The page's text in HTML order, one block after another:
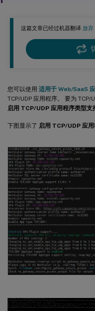
这篇文章已经过机器翻译.放弃
您可以使用 适用于 Web/SaaS
TCP/UDP 应用程序。 要为 TCP/
启用 TCP/UDP 应用程序类型支
下图显示了 启用 TCP/UDP 应